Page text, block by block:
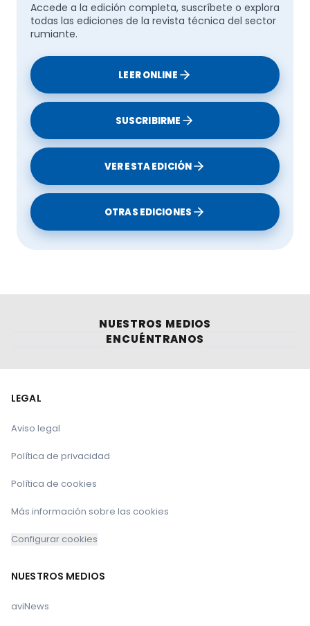
Accede a la edición completa, suscríbete o explora
todas las ediciones de la revista técnica del sector
rumiante.
LEER ONLINE
SUSCRIBIRME
VER ESTA EDICIÓN
OTRAS EDICIONES
NUESTROS MEDIOS
ENCUÉNTRANOS
LEGAL
Aviso legal
Política de privacidad
Política de cookies
Más información sobre las cookies
Configurar cookies
NUESTROS MEDIOS
aviNews